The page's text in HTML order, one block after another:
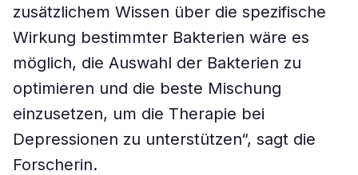
zusätzlichem Wissen über die spezifische
Wirkung bestimmter Bakterien wäre es
möglich, die Auswahl der Bakterien zu
optimieren und die beste Mischung
einzusetzen, um die Therapie bei
Depressionen zu unterstützen“, sagt die
Forscherin.